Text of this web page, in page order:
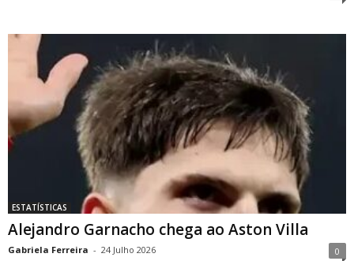
ESTATÍSTICAS
Alejandro Garnacho chega ao Aston Villa
Gabriela Ferreira - 24 Julho 2026 0